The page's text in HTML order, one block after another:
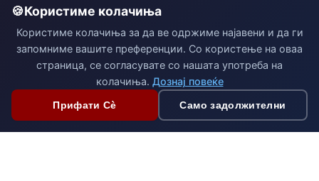
Користиме колачиња
Користиме колачиња за да ве одржиме најавени и да ги
запомниме вашите преференции. Со користење на оваа
страница, се согласувате со нашата употреба на
колачиња. Дознај повеќе
Прифати Сè Само задолжителни